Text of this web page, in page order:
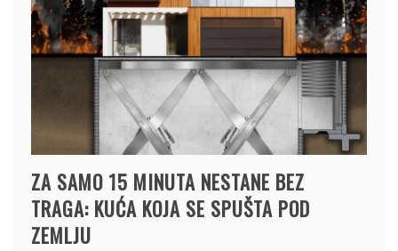
ZA SAMO 15 MINUTA NESTANE BEZ
TRAGA: KUĆA KOJA SE SPUŠTA POD
ZEMLJU